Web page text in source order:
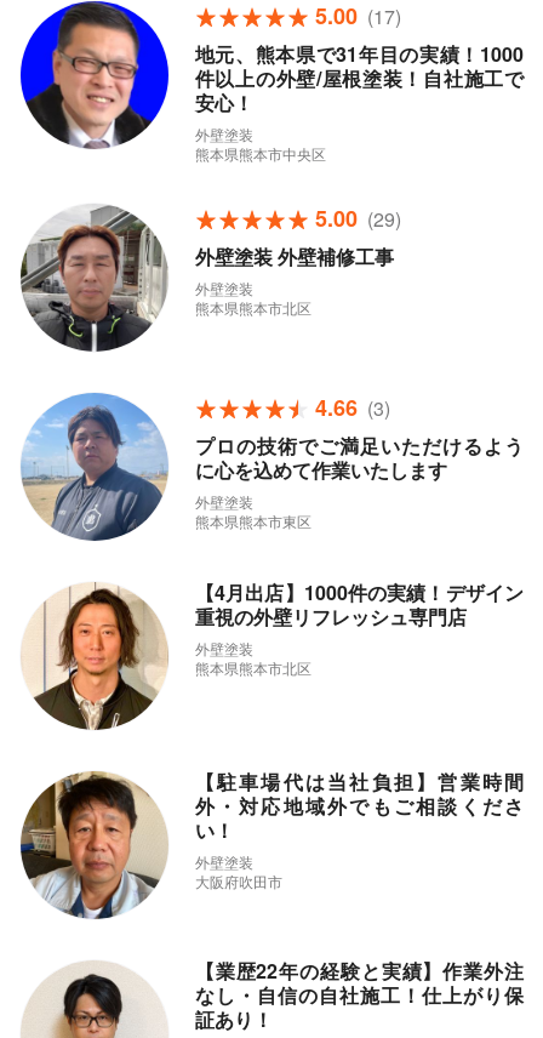
5.00 (17)
地元、熊本県で31年目の実績！1000
件以上の外壁/屋根塗装！自社施工で
安心！
外壁塗装
熊本県熊本市中央区
5.00 (29)
外壁塗装 外壁補修工事
外壁塗装
熊本県熊本市北区
4.66 (3)
プロの技術でご満足いただけるよう
に心を込めて作業いたします
外壁塗装
熊本県熊本市東区
【4月出店】1000件の実績！デザイン
重視の外壁リフレッシュ専門店
外壁塗装
熊本県熊本市北区
【駐車場代は当社負担】営業時間
外・対応地域外でもご相談くださ
い！
外壁塗装
大阪府吹田市
【業歴22年の経験と実績】作業外注
なし・自信の自社施工！仕上がり保
証あり！